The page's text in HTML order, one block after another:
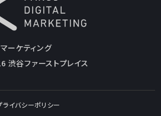
ーケティング
谷ファーストプレイス
ライバシーポリシー